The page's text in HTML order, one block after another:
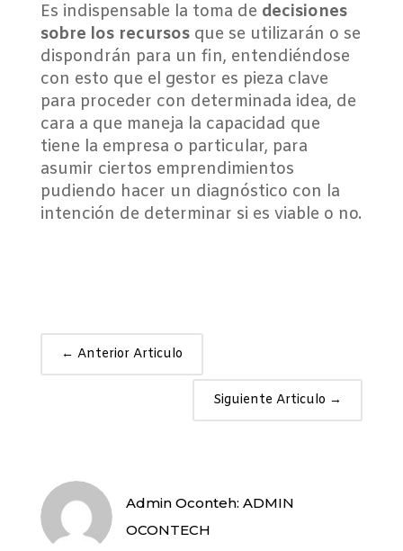
Es indispensable la toma de decisiones
sobre los recursosque se utilizarán o se
dispondrán para un fin, entendiéndose
con esto que el gestor es pieza clave
para proceder con determinada idea, de
cara a que maneja la capacidad que
tiene la empresa o particular, para
asumir ciertos emprendimientos
pudiendo hacer un diagnóstico con la
intención de determinar si es viable o no.
← Anterior Articulo
Siguiente Articulo →
Admin Oconteh: ADMIN
OCONTECH